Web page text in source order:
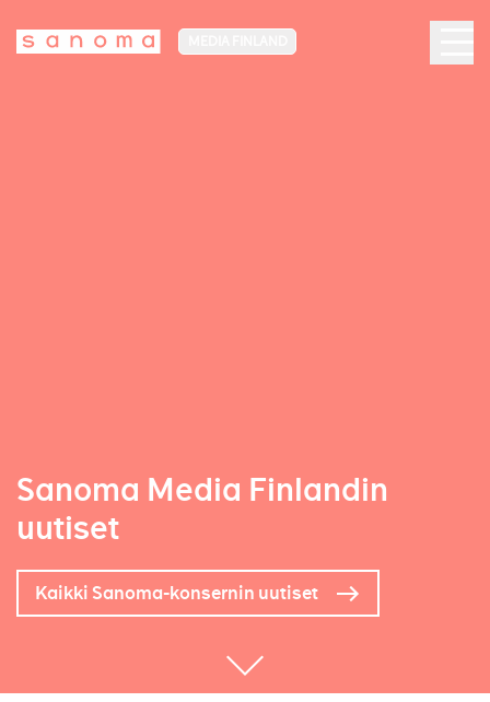
Sanoma Media Finlandin
uutiset
Kaikki Sanoma-konsernin uutiset